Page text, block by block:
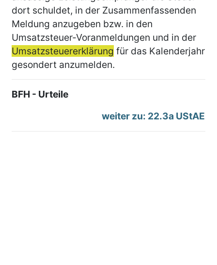
dort schuldet, in der Zusammenfassenden
Meldung anzugeben bzw. in den
Umsatzsteuer-Voranmeldungen und in der
Umsatzsteuererklärung für das Kalenderjahr
gesondert anzumelden.
BFH - Urteile
weiter zu: 22.3a UStAE